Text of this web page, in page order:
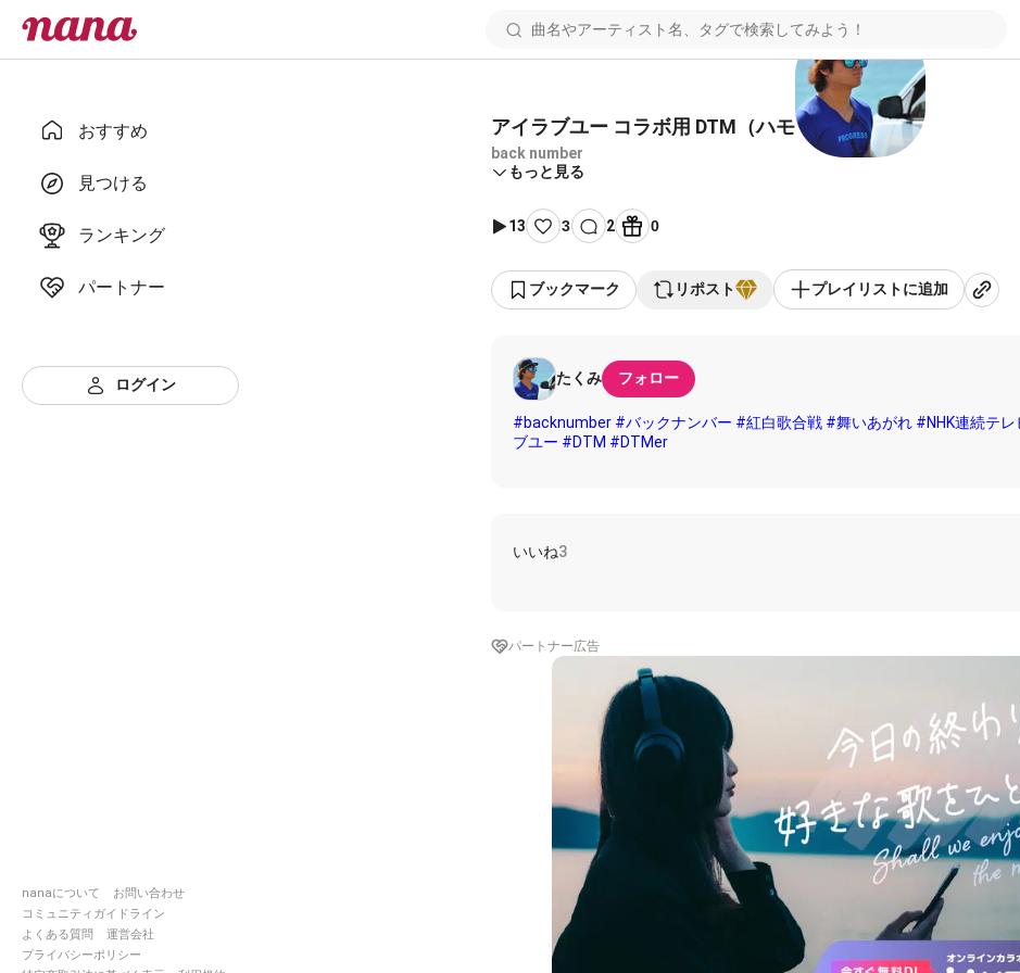
おすすめ
見つける
ランキング
パートナー
ログイン
nanaについて
お問い合わせ
コミュニティガイドライン
よくある質問
運営会社
プライバシーポリシー
アイラブユー コラボ用 DTM（ハモリ付き）
back number
もっと見る
13 3 2 0
ブックマーク リポスト プレイリストに追加
たくみ フォロー
#backnumber #バックナンバー #紅白歌合戦 #舞いあがれ #NHK連続テレ
ブユー #DTM #DTMer
いいね3
パートナー広告